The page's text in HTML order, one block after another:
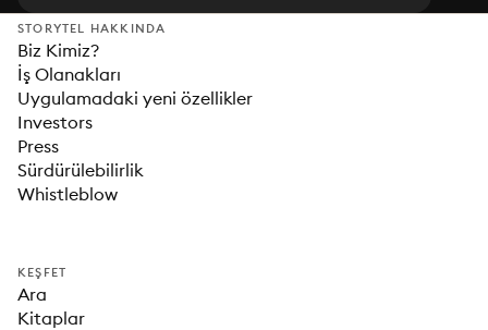
STORYTEL HAKKINDA
Biz Kimiz?
İş Olanakları
Uygulamadaki yeni özellikler
Investors
Press
Sürdürülebilirlik
Whistleblow
KEŞFET
Ara
Kitaplar